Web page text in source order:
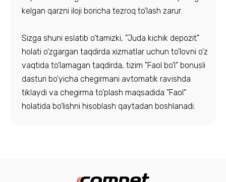
kelgan qarzni iloji boricha tezroq to'lash zarur.
Sizga shuni eslatib o'tamizki, "Juda kichik depozit"
holati o'zgargan taqdirda xizmatlar uchun to'lovni o'z
vaqtida to'lamagan taqdirda, tizim "Faol bo'l" bonusli
dasturi bo'yicha chegirmani avtomatik ravishda
tiklaydi va chegirma to'plash maqsadida "Faol"
holatida bo'lishni hisoblash qaytadan boshlanadi.